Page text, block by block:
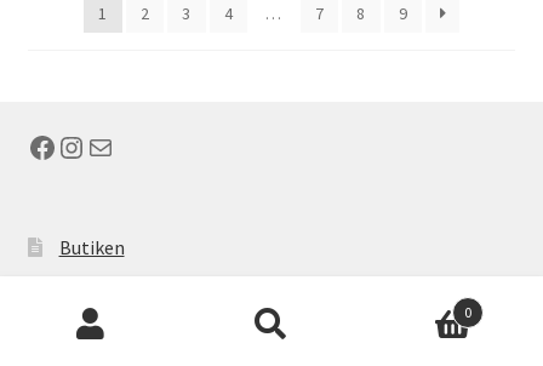
1 2 3 4 … 7 8 9
Facebook
Instagram
E-post
Butiken
Mitt konto
Products
search
0